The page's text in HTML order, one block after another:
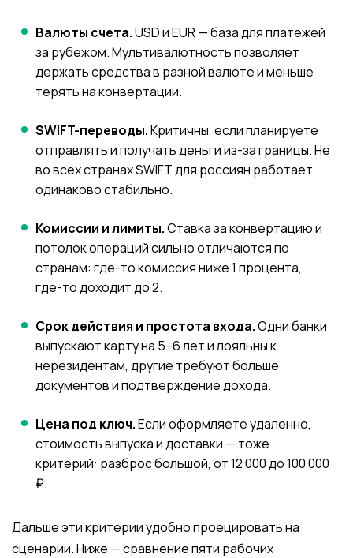
Валюты счета.USD и EUR — база для платежей
за рубежом. Мультивалютность позволяет
держать средства в разной валюте и меньше
терять на конвертации.
SWIFT-переводы.Критичны, если планируете
отправлять и получать деньги из-за границы. Не
во всех странах SWIFT для россиян работает
одинаково стабильно.
Комиссии и лимиты.Ставка за конвертацию и
потолок операций сильно отличаются по
странам: где-то комиссия ниже 1 процента,
где-то доходит до 2.
Срок действия и простота входа.Одни банки
выпускают карту на 5–6 лет и лояльны к
нерезидентам, другие требуют больше
документов и подтверждение дохода.
Цена под ключ.Если оформляете удаленно,
стоимость выпуска и доставки — тоже
критерий: разброс большой, от 12 000 до 100 000
₽.
Дальше эти критерии удобно проецировать на
сценарии. Ниже — сравнение пяти рабочих